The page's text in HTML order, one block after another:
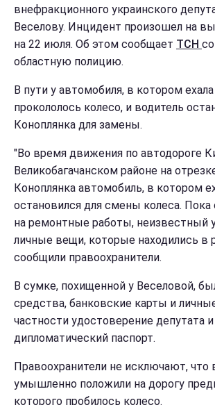
внефракционного украинского
Веселову. Инцидент произошел на
на 22 июля. Об этом сообщает ТСН
областную полицию.
В пути у автомобиля, в котором
прокололось колесо, и водитель
Коноплянка для замены.
"Во время движения по автодороге
Великобагачанском районе на
Коноплянка автомобиль, в котором
остановился для смены колеса. Пока
на ремонтные работы, неизвестный
личные вещи, которые находились в
сообщили правоохранители.
В сумке, похищенной у Веселовой,
средства, банковские карты и
частности удостоверение депутата и
дипломатический паспорт.
Правоохранители не исключают, что
умышленно положили на дорогу
которого пробилось колесо.